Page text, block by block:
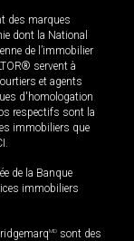
des marques
dont la National
de l’immobilier
servent à
et agents
d'homologation
respectifs sont la
immobiliers que
de la Banque
immobiliers
MD sont des